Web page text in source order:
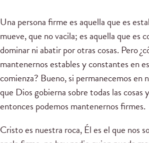
Una persona firme es aquella que es
mueve, que no vacila; es aquella que es
dominar ni abatir por otras cosas. Pero
mantenernos estables y constantes en
comienza? Bueno, si permanecemos en
que Dios gobierna sobre todas las cosas
entonces podemos mantenernos firmes.
Cristo es nuestra roca, Él es el que nos